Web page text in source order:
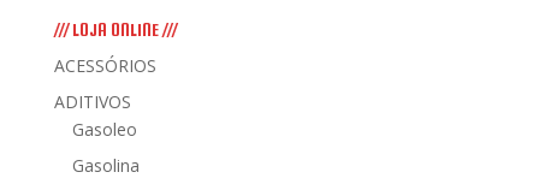
/// LOJA ONLINE ///
ACESSÓRIOS
ADITIVOS
Gasoleo
Gasolina